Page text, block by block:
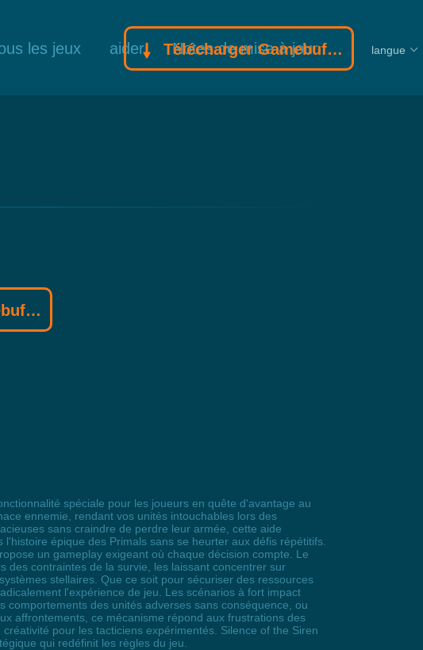
les jeux aider Notes de mise à jour
Télécharger Gamebuff trainer langue
spéciale pour les joueurs en quête d'avantage au
ennemie, rendant vos unités intouchables lors des
sans craindre de perdre leur armée, cette aide
épique des Primals sans se heurter aux défis répétitifs.
un gameplay exigeant où chaque décision compte. Le
des contraintes de la survie, les laissant concentrer sur
stellaires. Que ce soit pour sécuriser des ressources
l'expérience de jeu. Les scénarios à fort impact
des unités adverses sans conséquence, ou
affrontements, ce mécanisme répond aux frustrations des
pour les tacticiens expérimentés. Silence of the Siren
qui redéfinit les règles du jeu.